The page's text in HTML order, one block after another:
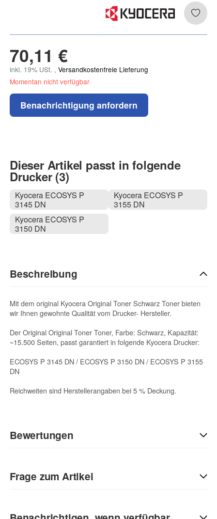
70,11 €
inkl. 19% USt. , Versandkostenfreie Lieferung
Momentan nicht verfügbar
Benachrichtigung anfordern
Dieser Artikel passt in folgende
Drucker (3)
Kyocera ECOSYS P
3145 DN
Kyocera ECOSYS P
3150 DN
Kyocera ECOSYS P
3155 DN
Beschreibung
Mit dem original Kyocera Original Toner Schwarz Toner bieten
wir Ihnen gewohnte Qualität vom Drucker- Hersteller.
Der Original Original Toner Toner, Farbe: Schwarz, Kapazität:
~15.500 Seiten, passt garantiert in folgende Kyocera Drucker:
ECOSYS P 3145 DN / ECOSYS P 3150 DN / ECOSYS P 3155
DN
Reichweiten sind Herstellerangaben bei 5 % Deckung.
Bewertungen
Sie Anderen bei der Kaufentscheidung:
Frage zum Artikel